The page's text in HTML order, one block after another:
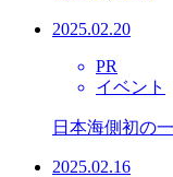
2025.02.20
PR
イベント
日本海側初の
2025.02.16